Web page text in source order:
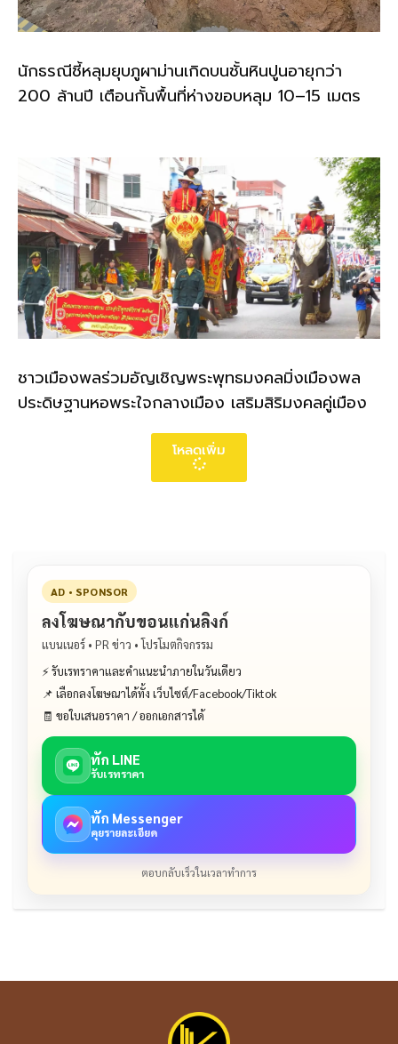
นักธรณีชี้หลุมยุบภูผาม่านเกิดบนชั้นหินปูนอายุกว่า
200 ล้านปี เตือนกั้นพื้นที่ห่างขอบหลุม 10–15 เมตร
ชาวเมืองพลร่วมอัญเชิญพระพุทธมงคลมิ่งเมืองพล
ประดิษฐานหอพระใจกลางเมือง เสริมสิริมงคลคู่เมือง
โหลดเพิ่ม
AD • SPONSOR
ลงโฆษณากับขอนแก่นลิงก์
แบนเนอร์ • PR ข่าว • โปรโมตกิจกรรม
⚡ รับเรทราคาและคำแนะนำภายในวันเดียว
📌 เลือกลงโฆษณาได้ทั้ง เว็บไซต์/Facebook/Tiktok
🧾 ขอใบเสนอราคา / ออกเอกสารได้
ทัก LINE
รับเรทราคา
ทัก Messenger
คุยรายละเอียด
ตอบกลับเร็วในเวลาทำการ